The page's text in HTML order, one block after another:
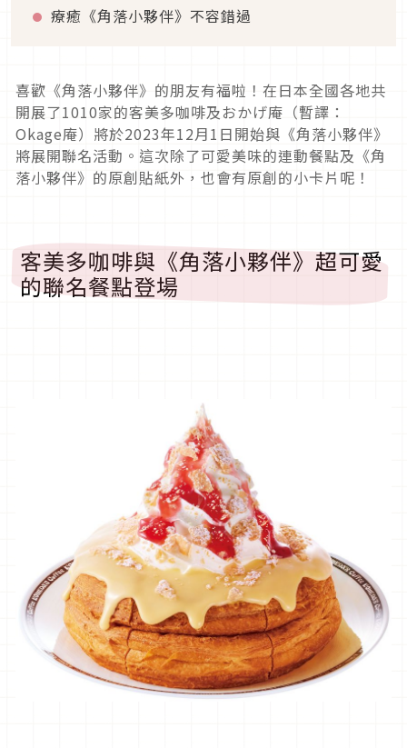
療癒《角落小夥伴》不容錯過
喜歡《角落小夥伴》的朋友有福啦！在日本全國各地共
開展了1010家的客美多咖啡及おかげ庵（暫譯：
Okage庵）將於2023年12月1日開始與《角落小夥伴》
將展開聯名活動。這次除了可愛美味的連動餐點及《角
落小夥伴》的原創貼紙外，也會有原創的小卡片呢！
客美多咖啡與《角落小夥伴》超可愛
的聯名餐點登場